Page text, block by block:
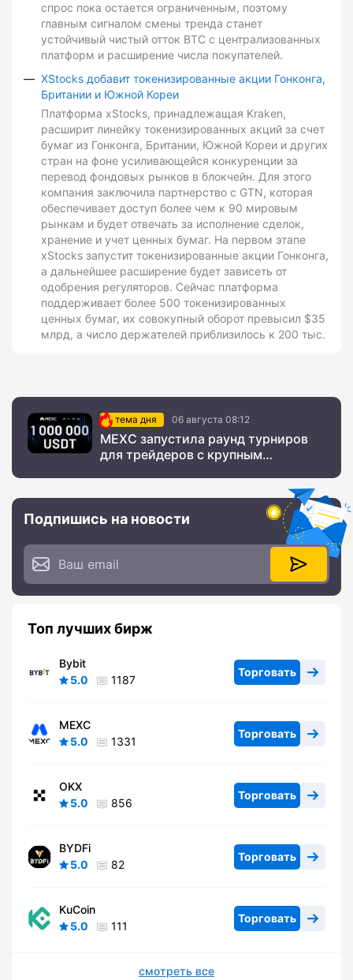
спрос пока остается ограниченным, поэтому
главным сигналом смены тренда станет
устойчивый чистый отток BTC с централизованных
платформ и расширение числа покупателей.
XStocks добавит токенизированные акции Гонконга,
Британии и Южной Кореи
Платформа xStocks, принадлежащая Kraken,
расширит линейку токенизированных акций за счет
бумаг из Гонконга, Британии, Южной Кореи и других
стран на фоне усиливающейся конкуренции за
перевод фондовых рынков в блокчейн. Для этого
компания заключила партнерство с GTN, которая
обеспечивает доступ более чем к 90 мировым
рынкам и будет отвечать за исполнение сделок,
хранение и учет ценных бумаг. На первом этапе
xStocks запустит токенизированные акции Гонконга,
а дальнейшее расширение будет зависеть от
одобрения регуляторов. Сейчас платформа
поддерживает более 500 токенизированных
ценных бумаг, их совокупный оборот превысил $35
млрд, а число держателей приблизилось к 200 тыс.
тема дня 06 августа 08:12
MEXC запустила раунд турниров
для трейдеров с крупным
Подпишись на новости
Топ лучших бирж
Bybit
5.0
1187
Торговать
MEXC
5.0
1331
Торговать
OKX
5.0
856
Торговать
BYDFi
5.0
82
Торговать
KuCoin
5.0
111
Торговать
смотреть все